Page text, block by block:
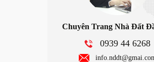
Chuyên Trang Nhà Đất
0939 44 6268